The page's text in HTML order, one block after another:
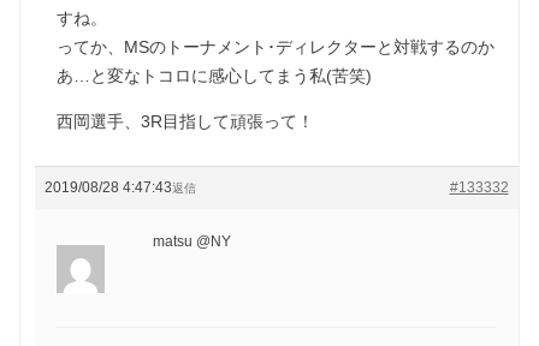
すね。
ってか、MSのトーナメント･ディレクターと対戦するのか
あ…と変なトコロに感心してまう私(苦笑)
西岡選手、3R目指して頑張って！
2019/08/28 4:47:43 #133332
返信
matsu @NY